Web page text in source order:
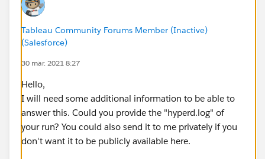
Tableau Community Forums Member (Inactive)
(Salesforce)
30 mar. 2021 8:27
Hello,
I will need some additional information to be able to
answer this. Could you provide the "hyperd.log" of
your run? You could also send it to me privately if you
don't want it to be publicly available here.